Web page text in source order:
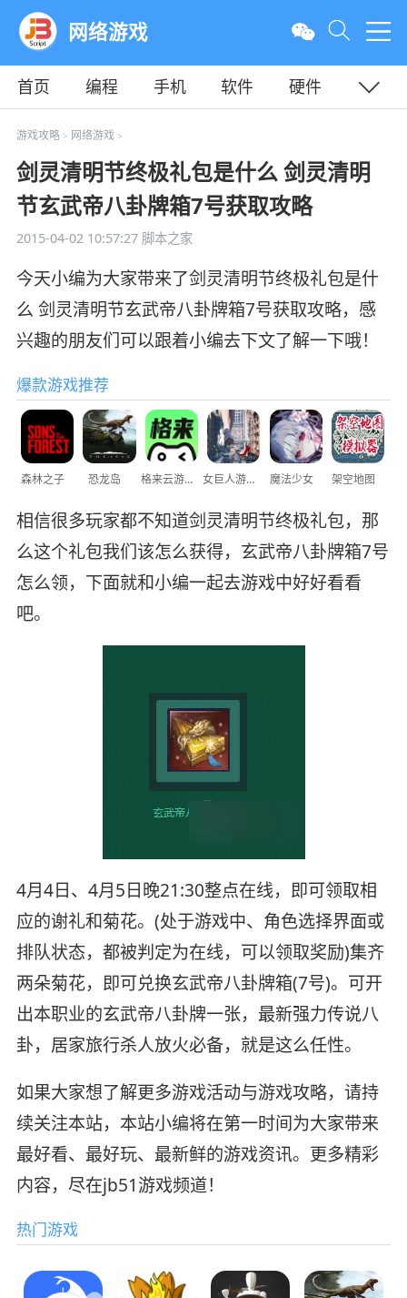
网络游戏
首页 编程 手机 软件
硬件
教程
平面
游戏攻略> 网络游戏>
剑灵清明节终极礼包是什么 剑灵清明
节玄武帝八卦牌箱7号获取攻略
2015-04-02 10:57:27脚本之家
今天小编为大家带来了剑灵清明节终极礼包是什
么 剑灵清明节玄武帝八卦牌箱7号获取攻略，感
兴趣的朋友们可以跟着小编去下文了解一下哦！
爆款游戏推荐
森林之子 恐龙岛 格来云游戏 女巨人游乐场 魔法少女 架空地图
相信很多玩家都不知道剑灵清明节终极礼包，那
么这个礼包我们该怎么获得，玄武帝八卦牌箱7号
怎么领，下面就和小编一起去游戏中好好看看
吧。
4月4日、4月5日晚21:30整点在线，即可领取相
应的谢礼和菊花。(处于游戏中、角色选择界面或
排队状态，都被判定为在线，可以领取奖励)集齐
两朵菊花，即可兑换玄武帝八卦牌箱(7号)。可开
出本职业的玄武帝八卦牌一张，最新强力传说八
卦，居家旅行杀人放火必备，就是这么任性。
如果大家想了解更多游戏活动与游戏攻略，请持
续关注本站，本站小编将在第一时间为大家带来
最好看、最好玩、最新鲜的游戏资讯。更多精彩
内容，尽在jb51游戏频道！
热门游戏